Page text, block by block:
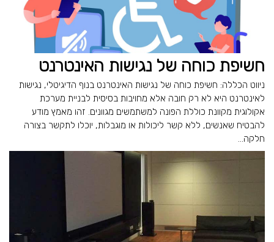
חשיפת כוחה של נגישות האינטרנט
ניווט הכללה: חשיפת כוחה של נגישות האינטרנט בנוף הדיגיטלי, נגישות
לאינטרנט היא לא רק חובה אלא מחויבות בסיסית לבניית מערכת
אקולוגית מקוונת כוללת הפונה למשתמשים מגוונים. זהו מאמץ מודע
להבטיח שאנשים, ללא קשר ליכולות או מוגבלות, יוכלו לתקשר בצורה
חלקה...